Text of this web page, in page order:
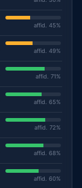
affid. 45%
affid. 49%
affid. 71%
affid. 65%
affid. 72%
affid. 68%
affid. 60%